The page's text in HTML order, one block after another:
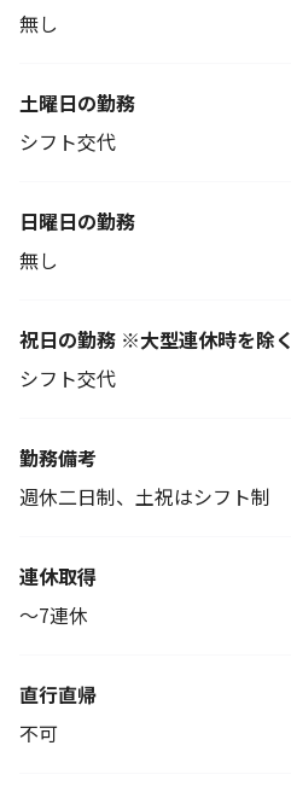
無し
土曜日の勤務
シフト交代
日曜日の勤務
無し
祝日の勤務 ※大型連休時を除く
シフト交代
勤務備考
週休二日制、土祝はシフト制
連休取得
～7連休
直行直帰
不可